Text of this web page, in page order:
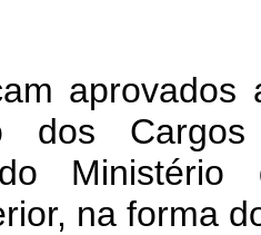
aprovados
dos
Ministério
na forma